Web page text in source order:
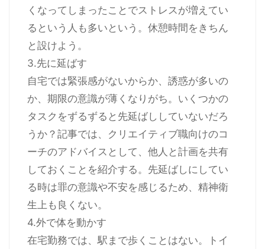
くなってしまったことでストレスが増えてい
るという人も多いという。休憩時間をきちん
と設けよう。
3.先に延ばす
自宅では緊張感がないからか、誘惑が多いの
か、期限の意識が薄くなりがち。いくつかの
タスクをずるずると先延ばししていないだろ
うか？記事では、クリエイティブ職向けのコ
ーチのアドバイスとして、他人と計画を共有
しておくことを紹介する。先延ばしにしてい
る時は罪の意識や不安を感じるため、精神衛
生上も良くない。
4.外で体を動かす
在宅勤務では、駅まで歩くことはない。トイ